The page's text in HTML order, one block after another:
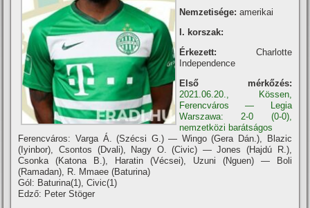
Nemzetisége: amerikai
I. korszak:
Érkezett: Charlotte
Independence
Első mérkőzés:
2021.06.20., Kössen,
Ferencváros — Legia
Warszawa: 2-0 (0-0),
nemzetközi barátságos
Ferencváros: Varga Á. (Szécsi G.) — Wingo (Gera Dán.), Blazic
(Iyinbor), Csontos (Dvali), Nagy O. (Civic) — Jones (Hajdú R.),
Csonka (Katona B.), Haratin (Vécsei), Uzuni (Nguen) — Boli
(Ramadan), R. Mmaee (Baturina)
Gól: Baturina(1), Civic(1)
Edző: Peter Stöger